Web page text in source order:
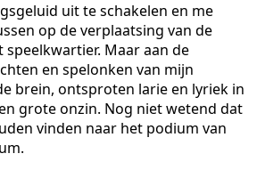
uit te schakelen en me
op de verplaatsing van de
Maar aan de
en spelonken van mijn
brein, ontsproten larie en lyriek in
grote onzin. Nog niet wetend dat
vinden naar het podium van